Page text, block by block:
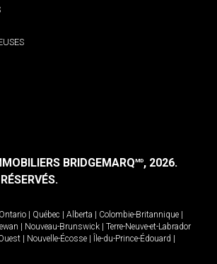
BRIDGEMARQMD, 2026.
Ontario Québec Alberta Colombie-Britannique
Nouveau-Brunswick
Terre-Neuve-et-Labrador
Nouvelle-Écosse Île-du-Prince-Édouard